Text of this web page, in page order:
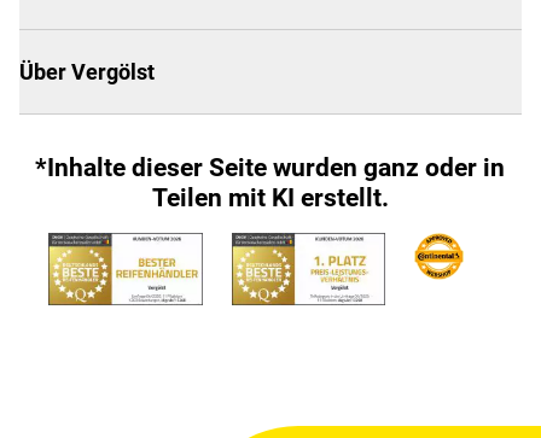
Über Vergölst
*Inhalte dieser Seite wurden ganz oder in
Teilen mit KI erstellt.